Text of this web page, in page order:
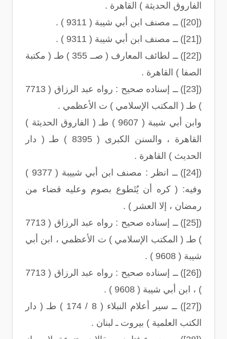
الفاروق الحديثة ) القاهرة .
([20]) ــ مصنف ابن أبي شيبة ( 9311 ) .
([21]) ــ مصنف ابن أبي شيبة ( 9311 ) .
([22]) ــ لطائف المعارف ( صــ 355 ) طـ ( مكتبة
الصفا ) القاهرة .
([23]) ــ إسناده صحيح : رواه عبد الرزاق ( 7713
) طـ ( المكتب الإسلامي ) ت الأعظمي .
وابن أبي شيبة ( 9607 ) طـ ( الفاروق الحديثة )
القاهرة ، والسنن الكبرى ( 8395 ) طـ ( دار
الحديث ) القاهرة .
([24]) ــ انظر : مصنف ابن أبي شييبة ( 9377 )
وفيه: ( كره أن يُتَطوع بصوم وعليه قضاء من
رمضان ، إلا العشر ) .
([25]) ــ إسناده صحيح : رواه عبد الرزاق ( 7713
) طـ ( المكتب الإسلامي ) ت الأعظمي ، ابن أبي
شيبة ( 9608 ) .
([26]) ــ إسناده صحيح : رواه عبد الرزاق ( 7713
) ، ابن أبي شيبة ( 9608 ) .
([27]) ــ سير أعلام النبلاء ( 8 / 174 ) طـ ( دار
الكتب العلمية ) بيروت ـ لبنان .